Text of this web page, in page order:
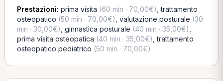
Prestazioni: prima visita (60 min · 70,00€) ,trattamento
osteopatico (50 min · 70,00€) valutazione posturale (30
min · 30,00€) ginnastica posturale (40 min · 35,00€)
prima visita osteopatica (40 min · 35,00€) ,trattamento
osteopatico pediatrico (50 min · 70,00€)